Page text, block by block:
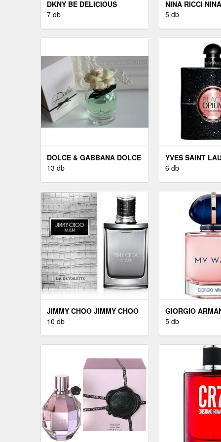
DKNY BE DELICIOUS
PARFÜMÖZÖTT SPRAY A
7 db
NINA RICCI
- EDT 30 ML
5 db
DOLCE & GABBANA DOLCE
& GABBANA DOLCE - EDP
13 db
YVES SAINT
BLACK OPIUM
6 db
JIMMY CHOO JIMMY CHOO
MAN - EDT 100 ML
10 db
GIORGIO
ARMANI MY
5 db